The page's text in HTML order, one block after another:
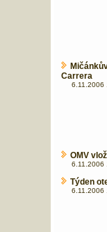
Carrera
6.11.2006
OMV
6.11.2006
Týden
6.11.2006